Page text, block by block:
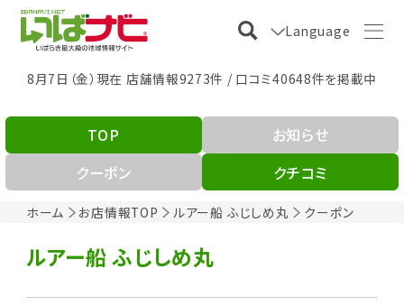
Language
8月7日（金）現在 店舗情報9273件 / 口コミ40648件を掲載中
ホーム お店情報TOP ルアー船 ふじしめ丸 クーポン
TOP
お知らせ
クーポン
クチコミ
ルアー船 ふじしめ丸